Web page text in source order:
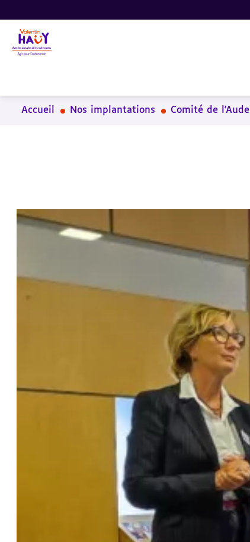
Aller
au
contenu
principal
Aller
au
pied
de
Aller
à
la
recherche
Accueil Nos implantations Comité de l'Aude